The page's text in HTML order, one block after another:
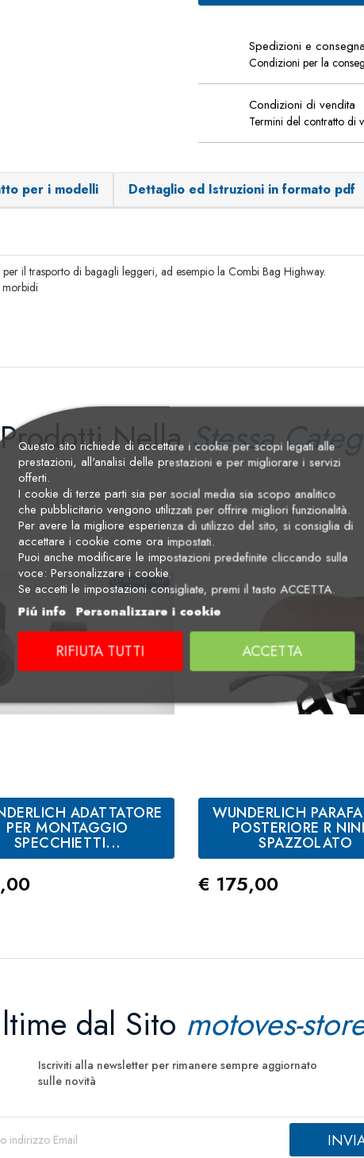
Spedizioni e consegna
Condizioni per la
Condizioni di vendita
Termini del contratto di
per i modelli Dettaglio ed Istruzioni in formato pdf
il trasporto di bagagli leggeri, ad esempio la Combi Bag Highway.
NellaStessa
ADATTATORE
PER MONTAGGIO
SPECCHIETTI...
WUNDERLICH
POSTERIORE R
SPAZZOLATO
Prezzo
€ 175,00
dal Sito motoves-
Iscriviti alla newsletter per rimanere sempre aggiornato
sulle novità
Questo sito richiede di accettare i cookie per scopi legati alle
prestazioni, all'analisi delle prestazioni e per migliorare i servizi
offerti.
I cookie di terze parti sia per social media sia scopo analitico
che pubblicitario vengono utilizzati per offrire migliori funzionalità.
Per avere la migliore esperienza di utilizzo del sito, si consiglia di
accettare i cookie come ora impostati.
Puoi anche modificare le impostazioni predefinite cliccando sulla
voce: Personalizzare i cookie.
Se accetti le impostazioni consigliate, premi il tasto ACCETTA.
Piú info Personalizzare i cookie
RIFIUTA TUTTI ACCETTA